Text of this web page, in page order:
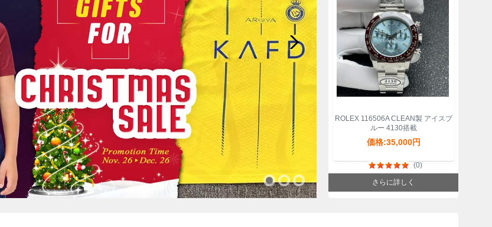
ROLEX 116506A CLEAN製 アイスブ
ルー 4130搭載
価格:35,000円
(0)
さらに詳しく